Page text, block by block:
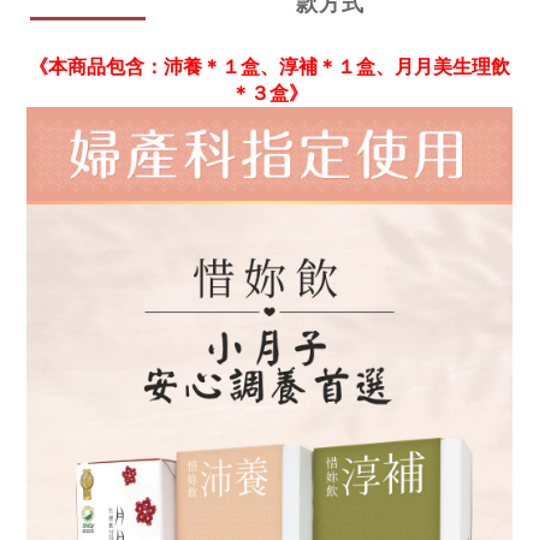
《本商品包含：沛養＊１盒、淳補＊１盒、月月美生理飲
＊３盒》